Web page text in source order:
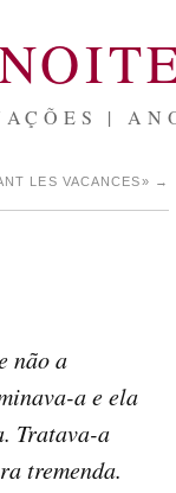
|
LES VACANCES» →
não a
a e ela
Tratava-a
tremenda.